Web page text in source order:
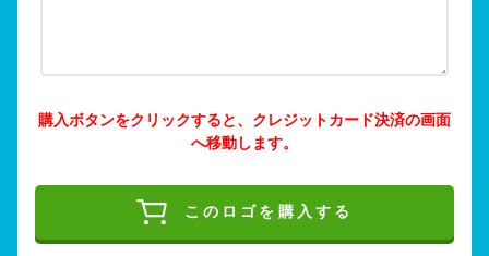
購入ボタンをクリックすると、クレジットカード決済の画面
へ移動します。
このロゴを購入する